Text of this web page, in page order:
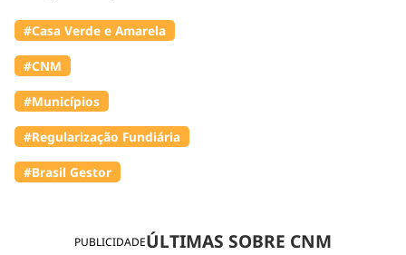
PUBLICIDADEÚLTIMAS SOBRE CNM
#Casa Verde e Amarela
#CNM
#Municípios
#Regularização Fundiária
#Brasil Gestor